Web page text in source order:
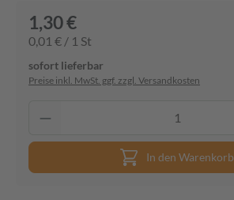
1,30 €
0,01 € / 1 St
sofort lieferbar
Preise inkl. MwSt. ggf. zzgl. Versandkosten
In den Warenkorb